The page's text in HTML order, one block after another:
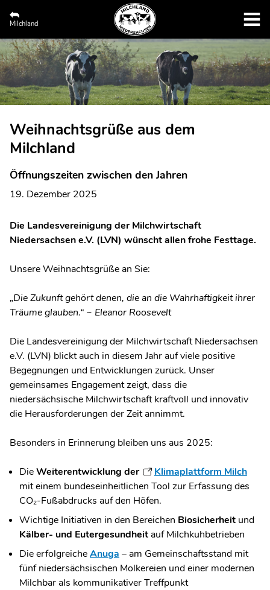
Milchland
Weihnachtsgrüße aus dem
Milchland
Öffnungszeiten zwischen den Jahren
19. Dezember 2025
Die Landesvereinigung der Milchwirtschaft
Niedersachsen e.V. (LVN) wünscht allen frohe Festtage.
Unsere Weihnachtsgrüße an Sie:
„Die Zukunft gehört denen, die an die Wahrhaftigkeit ihrer
Träume glauben.“ ~ Eleanor Roosevelt
Die Landesvereinigung der Milchwirtschaft Niedersachsen
e.V. (LVN) blickt auch in diesem Jahr auf viele positive
Begegnungen und Entwicklungen zurück. Unser
gemeinsames Engagement zeigt, dass die
niedersächsische Milchwirtschaft kraftvoll und innovativ
die Herausforderungen der Zeit annimmt.
Besonders in Erinnerung bleiben uns aus 2025:
DieWeiterentwicklung der
Klimaplattform Milch
mit einem bundeseinheitlichen Tool zur Erfassung des
CO₂-Fußabdrucks auf den Höfen.
Wichtige Initiativen in den Bereichen Biosicherheit und
Kälber- und Eutergesundheit auf Milchkuhbetrieben
Die erfolgreicheAnuga – am Gemeinschaftsstand mit
fünf niedersächsischen Molkereien und einer modernen
Milchbar als kommunikativer Treffpunkt